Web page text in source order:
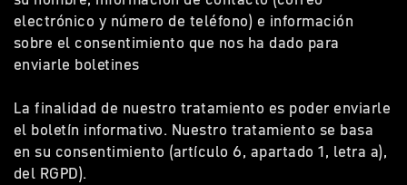
electrónico y número de teléfono) e información
sobre el consentimiento que nos ha dado para
enviarle boletines
La finalidad de nuestro tratamiento es poder enviarle
el boletín informativo. Nuestro tratamiento se basa
en su consentimiento (artículo 6, apartado 1, letra a),
del RGPD).